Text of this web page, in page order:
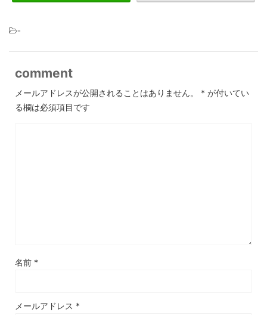
-
comment
メールアドレスが公開されることはありません。 * が付いてい
る欄は必須項目です
名前 *
メールアドレス *